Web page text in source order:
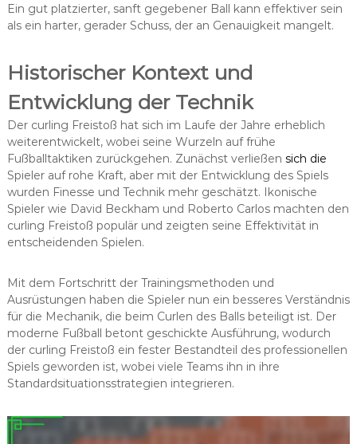
Ein gut platzierter, sanft gegebener Ball kann effektiver sein
als ein harter, gerader Schuss, der an Genauigkeit mangelt.
Historischer Kontext und
Entwicklung der Technik
Der curling Freistoß hat sich im Laufe der Jahre erheblich
weiterentwickelt, wobei seine Wurzeln auf frühe
Fußballtaktiken zurückgehen. Zunächst verließen sich die
Spieler auf rohe Kraft, aber mit der Entwicklung des Spiels
wurden Finesse und Technik mehr geschätzt. Ikonische
Spieler wie David Beckham und Roberto Carlos machten den
curling Freistoß populär und zeigten seine Effektivität in
entscheidenden Spielen.
Mit dem Fortschritt der Trainingsmethoden und
Ausrüstungen haben die Spieler nun ein besseres Verständnis
für die Mechanik, die beim Curlen des Balls beteiligt ist. Der
moderne Fußball betont geschickte Ausführung, wodurch
der curling Freistoß ein fester Bestandteil des professionellen
Spiels geworden ist, wobei viele Teams ihn in ihre
Standardsituationsstrategien integrieren.